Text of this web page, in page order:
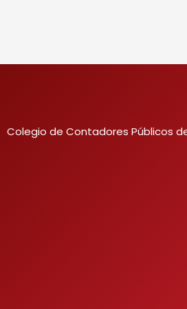
Colegio de Contadores Públicos